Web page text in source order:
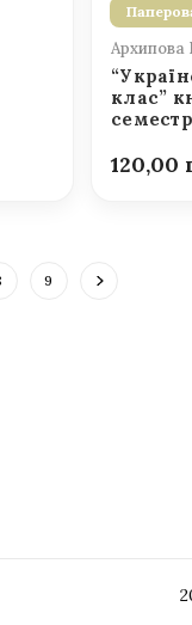
Архипова
клас”
семестр
120,00
9